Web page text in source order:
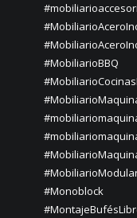
#MobiliarioBBQ
#Monoblock